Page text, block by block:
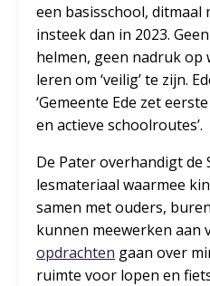
een basisschool, ditmaal
insteek dan in 2023.
helmen, geen nadruk op
leren om ‘veilig’ te zijn.
‘Gemeente Ede zet
en actieve schoolroutes’.
De Pater overhandigt
lesmateriaal waarmee
samen met ouders,
kunnen meewerken aan
opdrachten gaan over
ruimte voor lopen en